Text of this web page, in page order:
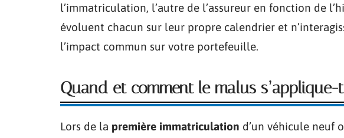
l’immatriculation, l’autre de l’assureur en fonction de
évoluent chacun sur leur propre calendrier et
l’impact commun sur votre portefeuille.
Quand et comment le malus
Lors de la première immatriculation d’un véhicule neuf